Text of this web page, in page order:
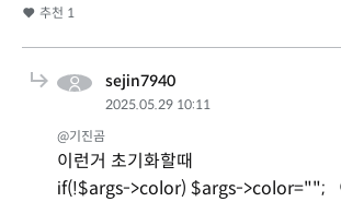
추천 1
sejin7940
2025.05.29 10:11
@기진곰
이런거 초기화할때
if(!$args->color) $args->color="";